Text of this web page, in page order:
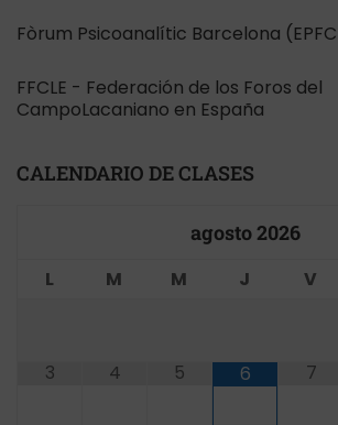
Fòrum Psicoanalític Barcelona
FFCLE - Federación de los Foros del
CampoLacaniano en España
CALENDARIO DE CLASES
agosto2026
L M M J V
3 4 5 6 7